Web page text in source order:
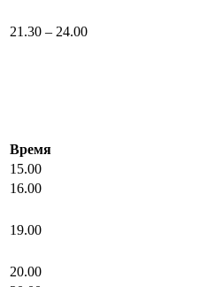
21.30 – 24.00
Время
15.00
16.00
19.00
20.00